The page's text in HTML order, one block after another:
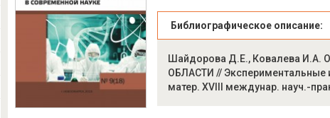
Библиографическое описание:
Шайдорова Д.Е., Ковалева
ОБЛАСТИ // Экспериментальные
матер. XVIII междунар. науч.-